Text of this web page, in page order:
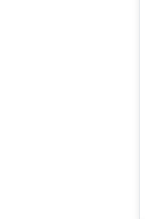
Balade à cheval dans la mer